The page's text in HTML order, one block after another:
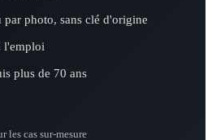
photo, sans clé d'origine
l'emploi
plus de 70 ans
les cas sur-mesure